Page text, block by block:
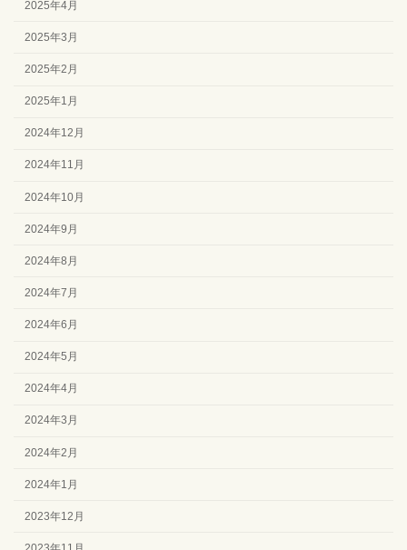
2025年4月
2025年3月
2025年2月
2025年1月
2024年12月
2024年11月
2024年10月
2024年9月
2024年8月
2024年7月
2024年6月
2024年5月
2024年4月
2024年3月
2024年2月
2024年1月
2023年12月